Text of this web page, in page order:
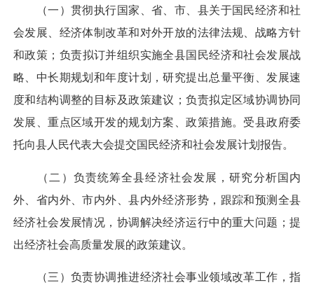
（一）贯彻执行国家、省、市、县关于国民经济和社
会发展、经济体制改革和对外开放的法律法规、战略方针
和政策；负责拟订并组织实施全县国民经济和社会发展战
略、中长期规划和年度计划，研究提出总量平衡、发展速
度和结构调整的目标及政策建议；负责拟定区域协调协同
发展、重点区域开发的规划方案、政策措施。受县政府委
托向县人民代表大会提交国民经济和社会发展计划报告。
（二）负责统筹全县经济社会发展，研究分析国内
外、省内外、市内外、县内外经济形势，跟踪和预测全县
经济社会发展情况，协调解决经济运行中的重大问题；提
出经济社会高质量发展的政策建议。
（三）负责协调推进经济社会事业领域改革工作，指